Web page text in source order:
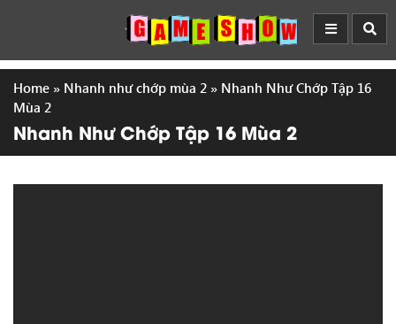
Home » Nhanh như chớp mùa 2 » Nhanh Như Chớp Tập 16
Mùa 2
Nhanh Như Chớp Tập 16 Mùa 2